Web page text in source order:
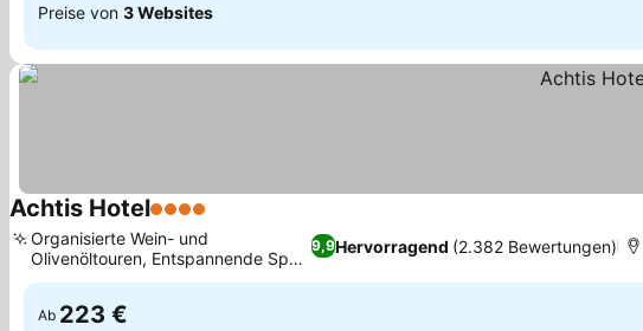
Preise von 3 Websites
Achtis Hotel4 Sterne
9,9Hervorragend (2.382 Bewertungen)
Organisierte Wein- und
Olivenöltouren, Entspannende Spa-
und Massagedienste
Ab 223 €